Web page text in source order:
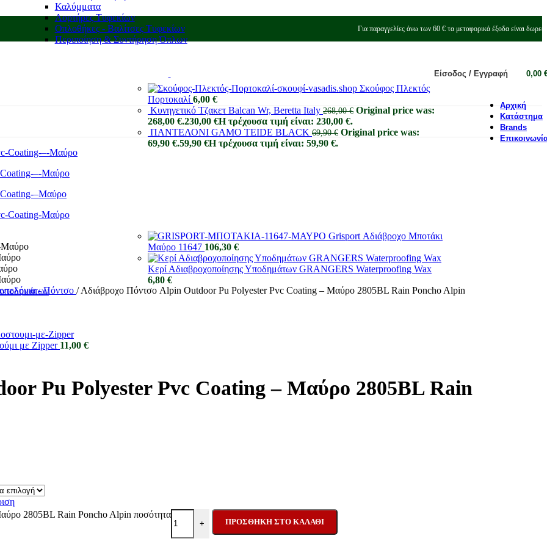
Για παραγγελίες άνω των 60 € τα μεταφορικά έξοδα είναι
Είσοδος / Εγγραφή 0,00
Καλύμματα
Αορτήρες Τυφεκίων
Οπλοθήκες - Βαλίτσες Τυφεκίων
Περιποίηση & Συντήρηση Όπλων
Σκούφος Πλεκτός
Πορτοκαλί 6,00 €
Κυνηγετικό Τζακετ Balcan Wr, Beretta Italy 268,00€ Original price was:
268,00 €.230,00 €Η τρέχουσα τιμή είναι: 230,00 €.
ΠΑΝΤΕΛΟΝΙ GAMO TEIDE BLACK 69,90€ Original price was:
69,90 €.59,90 €Η τρέχουσα τιμή είναι: 59,90 €.
Grisport Αδιάβροχο Μποτάκι
Μαύρο 11647 106,30 €
Κερί Αδιαβροχοποίησης Υποδημάτων GRANGERS Waterproofing Wax
6,80 €
Αρχική
Κατάστημα
Brands
- Πόντσο / Αδιάβροχο Πόντσο Alpin Outdoor Pu Polyester Pvc Coating – Μαύρο 2805BL Rain Poncho Alpin
με Zipper 11,00 €
Pu Polyester Pvc Coating – Μαύρο 2805BL Rain
2805BL Rain Poncho Alpin ποσότητα
+ ΠΡΟΣΘΉΚΗ ΣΤΟ ΚΑΛΆΘΙ